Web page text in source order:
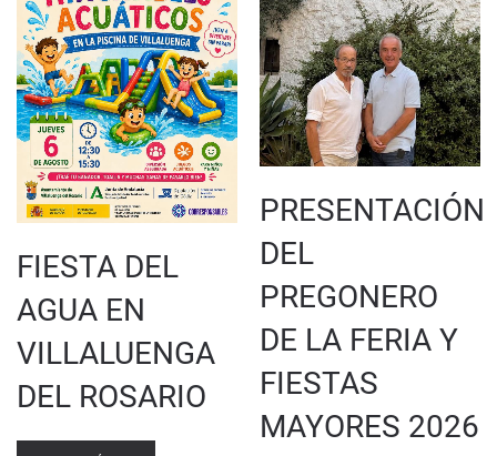
FIESTA DEL
AGUA EN
VILLALUENGA
DEL ROSARIO
PRESENTACIÓN
DEL
PREGONERO
DE LA FERIA Y
FIESTAS
MAYORES 2026